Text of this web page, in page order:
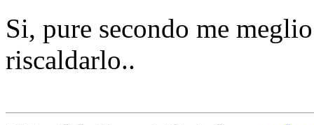
Si, pure secondo me
riscaldarlo..